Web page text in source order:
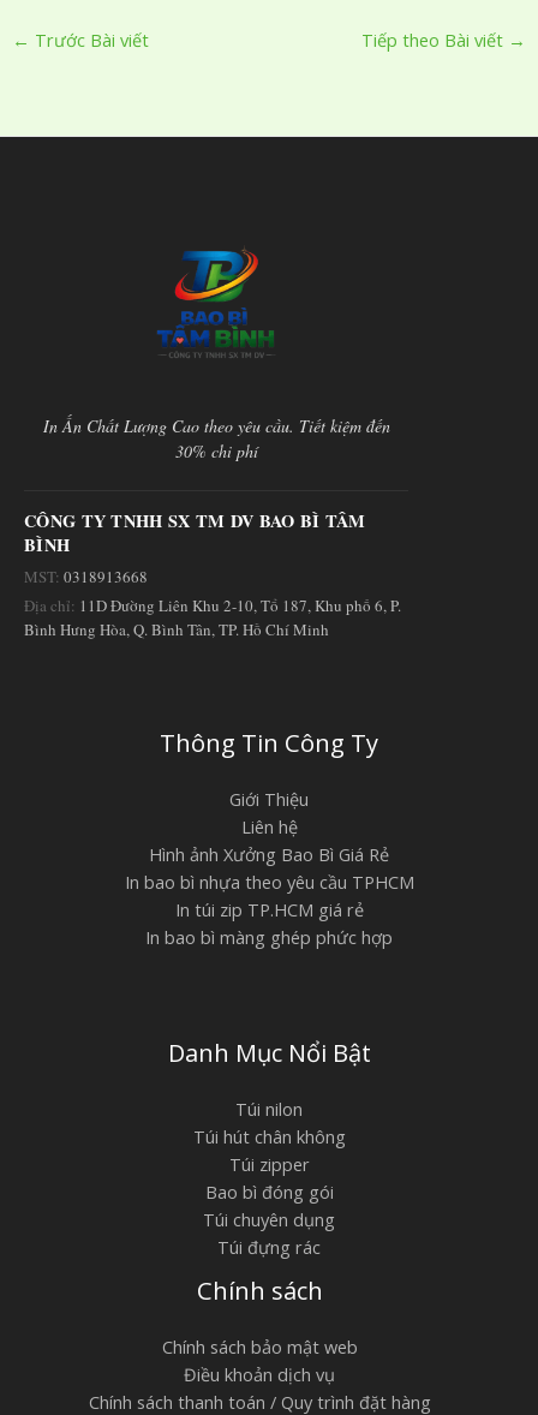
← Trước Bài viết Tiếp theo Bài viết →
In Ấn Chất Lượng Cao theo yêu cầu. Tiết kiệm đến
30% chi phí
CÔNG TY TNHH SX TM DV BAO BÌ TÂM
BÌNH
MST: 0318913668
Địa chỉ: 11D Đường Liên Khu 2-10, Tổ 187, Khu phố 6, P.
Bình Hưng Hòa, Q. Bình Tân, TP. Hồ Chí Minh
Thông Tin Công Ty
Giới Thiệu
Liên hệ
Hình ảnh Xưởng Bao Bì Giá Rẻ
In bao bì nhựa theo yêu cầu TPHCM
In túi zip TP.HCM giá rẻ
In bao bì màng ghép phức hợp
Danh Mục Nổi Bật
Túi nilon
Túi hút chân không
Túi zipper
Bao bì đóng gói
Túi chuyên dụng
Túi đựng rác
Chính sách
Chính sách bảo mật web
Điều khoản dịch vụ
Chính sách thanh toán / Quy trình đặt hàng